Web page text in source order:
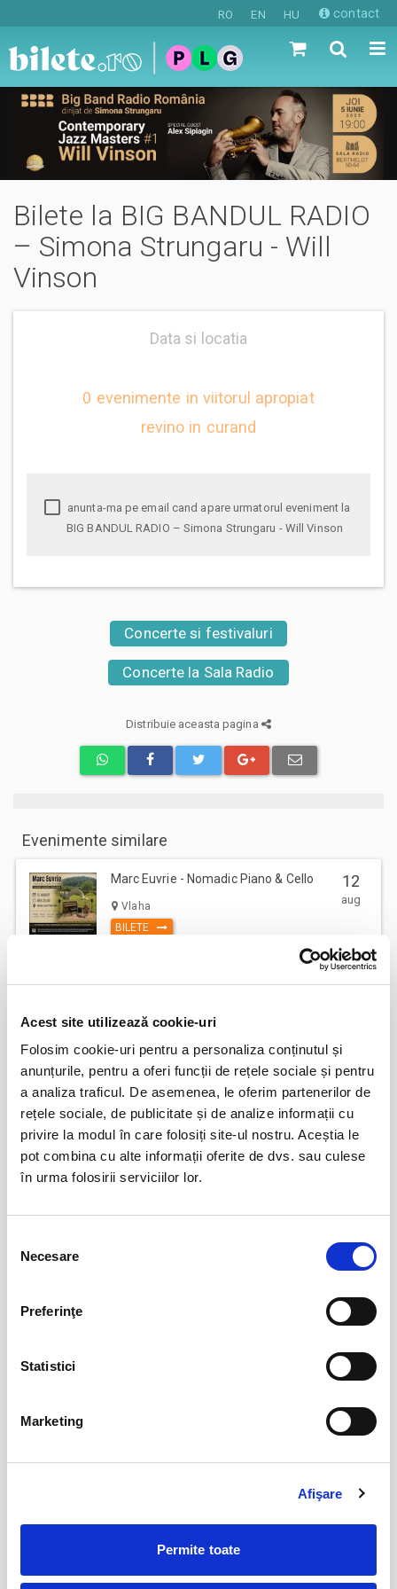
Acest site utilizează cookie-uri
Folosim cookie-uri pentru a personaliza conținutul și
anunțurile, pentru a oferi funcții de rețele sociale și pentru
a analiza traficul. De asemenea, le oferim partenerilor de
rețele sociale, de publicitate și de analize informații cu
privire la modul în care folosiți site-ul nostru. Aceștia le
pot combina cu alte informații oferite de dvs. sau culese
în urma folosirii serviciilor lor.
consimțământului
Necesare
Preferinţe
Statistici
Marketing
Afişare
Permite toate
RO EN HU contact
Bilete la BIG BANDUL RADIO
– Simona Strungaru - Will
Vinson
Data si locatia
0 evenimente in viitorul apropiat
revino in curand
BIG BANDUL RADIO – Simona Strungaru - Will Vinson
Concerte si festivaluri
Concerte la Sala Radio
Distribuie aceasta pagina
Evenimente similare
Marc Euvrie - Nomadic Piano & Cello
Vlaha
BILETE
12
aug
Bucuresti
BILETE
MASTERS OF CLASSIC
Bucuresti
BILETE
12
sept
oct
15
oct
oct
MAI MULTE DIN CONCERTE